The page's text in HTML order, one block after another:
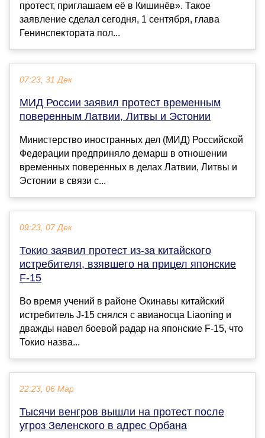
протест, приглашаем её в Кишинёв». Такое
заявление сделал сегодня, 1 сентября, глава
Генинспектората пол...
07:23, 31 Дек
МИД России заявил протест временным
поверенным Латвии, Литвы и Эстонии
Министерство иностранных дел (МИД) Российской
Федерации предприняло демарш в отношении
временных поверенных в делах Латвии, Литвы и
Эстонии в связи с...
09:23, 07 Дек
Токио заявил протест из-за китайского
истребителя, взявшего на прицел японские
F-15
Во время учений в районе Окинавы китайский
истребитель J-15 снялся с авианосца Liaoning и
дважды навел боевой радар на японские F-15, что
Токио назва...
22:23, 06 Мар
Тысячи венгров вышли на протест после
угроз Зеленского в адрес Орбана